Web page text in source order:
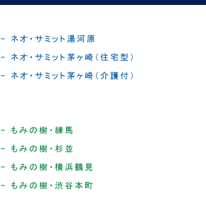
- ネオ・サミット湯河原
- ネオ・サミット茅ヶ崎（住宅型）
- ネオ・サミット茅ヶ崎（介護付）
- もみの樹・練馬
- もみの樹・杉並
- もみの樹・横浜鶴見
- もみの樹・渋谷本町